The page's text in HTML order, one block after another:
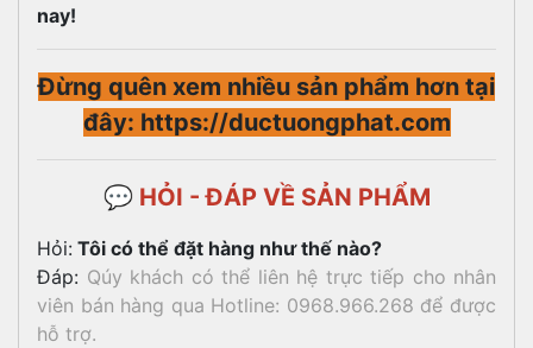
nay!
Đừng quên xem nhiều sản phẩm hơn tại
đây: https://ductuongphat.com
💬 HỎI - ĐÁP VỀ SẢN PHẨM
Hỏi: Tôi có thể đặt hàng như thế nào?
Đáp: Qúy khách có thể liên hệ trực tiếp cho nhân
viên bán hàng qua Hotline: 0968.966.268 để được
hỗ trợ.